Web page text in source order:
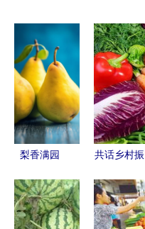
梨香满园
梨与农产品
之美
共话乡村振
——陕西西
安首届新农